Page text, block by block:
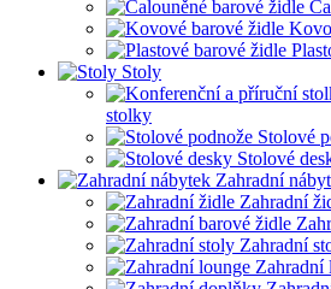
Stoly
stolky
Stolové
Stolové
Zahradní
Zahradní
Zahradní
Zahradní